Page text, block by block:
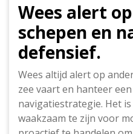
Wees alert
schepen en
defensief.
Wees altijd alert op
zee vaart en hanteer
navigatiestrategie. Het
waakzaam te zijn voor